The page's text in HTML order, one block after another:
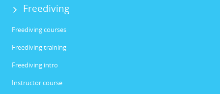
Freediving
Freediving courses
Freediving training
Freediving intro
Instructor course